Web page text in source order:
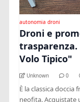
autonomia droni
Droni e
trasparenza.
Volo Tipico"
Unknown 0
È la classica doccia
neofita. Acquistate